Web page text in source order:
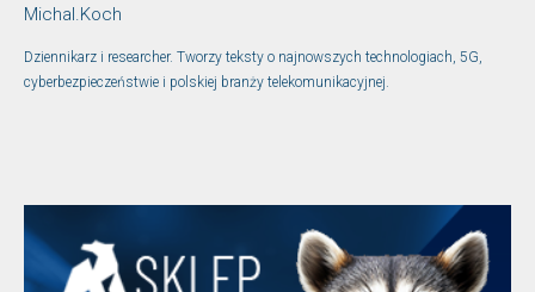
Michal.Koch
Dziennikarz i researcher. Tworzy teksty o najnowszych technologiach, 5G,
cyberbezpieczeństwie i polskiej branży telekomunikacyjnej.